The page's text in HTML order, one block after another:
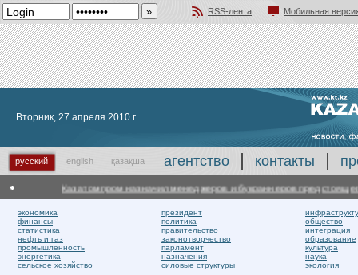
RSS-лента
Мобильная
Вторник, 27 апреля 2010 г.
русский english қазақша агентство контакты
Казатомпром назначил менеджеров и букраннеров предстоящего
экономика
финансы
статистика
нефть и газ
промышленность
энергетика
сельское хозяйство
президент
политика
правительство
законотворчество
парламент
назначения
силовые структуры
общество
интеграция
образование
культура
наука
экология